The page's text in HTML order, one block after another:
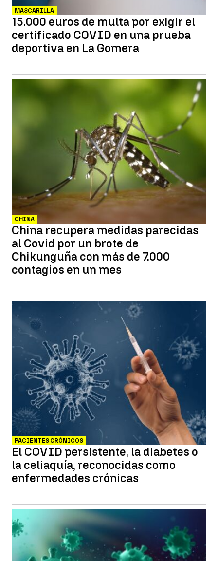
MASCARILLA
15.000 euros de multa por exigir el
certificado COVID en una prueba
deportiva en La Gomera
CHINA
China recupera medidas parecidas
al Covid por un brote de
Chikunguña con más de 7.000
contagios en un mes
PACIENTES CRÓNICOS
El COVID persistente, la diabetes o
la celiaquía, reconocidas como
enfermedades crónicas